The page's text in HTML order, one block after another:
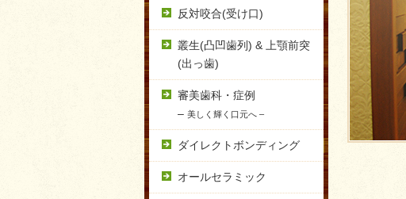
反対咬合(受け口)
叢生(凸凹歯列) & 上顎前突
(出っ歯)
審美歯科・症例
– 美しく輝く口元へ –
ダイレクトボンディング
オールセラミック